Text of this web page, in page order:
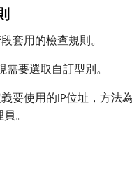
套用的檢查規則。
要選取自訂型別。
要使用的IP位址，方
。